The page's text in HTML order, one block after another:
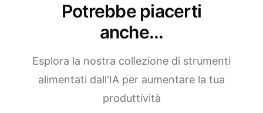
Potrebbe piacerti
anche...
Esplora la nostra collezione di strumenti
alimentati dall'IA per aumentare la tua
produttività